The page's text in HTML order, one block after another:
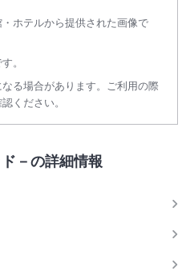
ホテルから提供された画像で
。
る場合があります。ご利用の際
ください。
－の詳細情報